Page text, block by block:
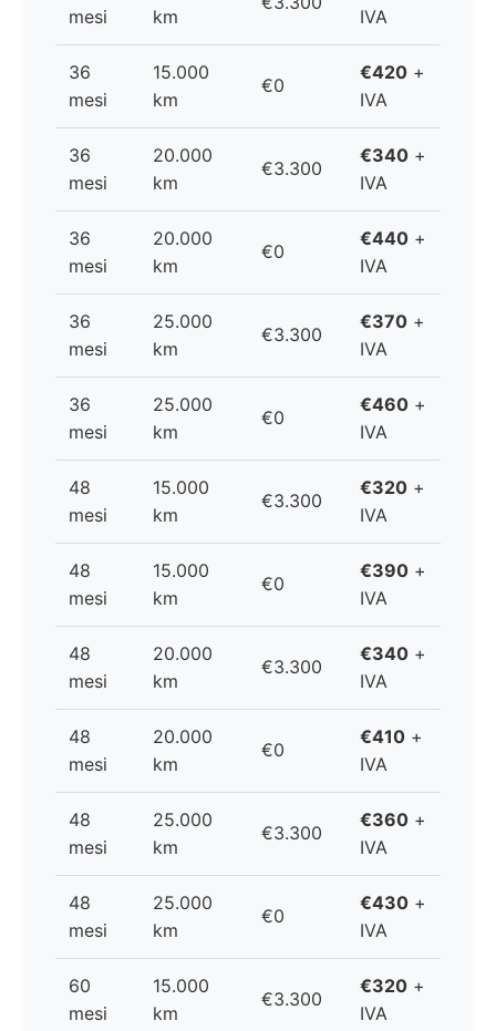
mesi km IVA
36
mesi
15.000
km
€0
€420 +
IVA
36
mesi
20.000
km
€3.300
€340 +
IVA
36
mesi
20.000
km
€0
€440 +
IVA
36
mesi
25.000
km
€3.300
€370 +
IVA
36
mesi
25.000
km
€0
€460 +
IVA
48
mesi
15.000
km
€3.300
€320 +
IVA
48
mesi
15.000
km
€0
€390 +
IVA
48
mesi
20.000
km
€3.300
€340 +
IVA
48
mesi
20.000
km
€0
€410 +
IVA
48
mesi
25.000
km
€3.300
€360 +
IVA
48
mesi
25.000
km
€0
€430 +
IVA
60
mesi
15.000
km
€3.300
€320 +
IVA